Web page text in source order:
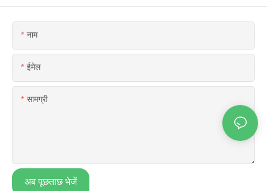
नाम
ईमेल
सामग्री
अब पूछताछ भेजें